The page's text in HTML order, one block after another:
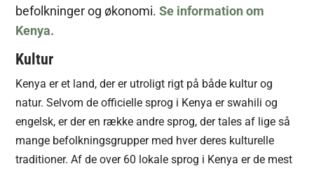
befolkninger og økonomi.Se information om
Kenya.
Kultur
Kenya er et land, der er utroligt rigt på både kultur og
natur. Selvom de officielle sprog i Kenya er swahili og
engelsk, er der en række andre sprog, der tales af lige så
mange befolkningsgrupper med hver deres kulturelle
traditioner. Af de over 60 lokale sprog i Kenya er de mest